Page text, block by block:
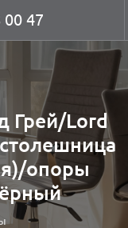
00 47
Грей/Lord
опоры